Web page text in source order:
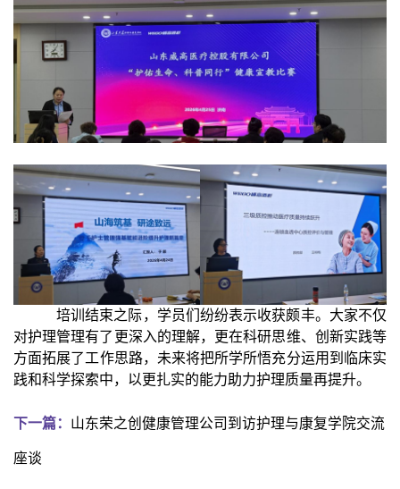
培训结束之际，学员们纷纷表示收获颇丰。 大家不仅
对护理管理有了更深入的理解，
更在科研思维、创新实践等
方面拓展了工作思路，未来将把所学所悟充分运用到临床实
践和科学探索中，以更扎实的能力助力护理质量再提升。
下一篇： 山东荣之创健康管理公司到访护理与康复学院交流
座谈